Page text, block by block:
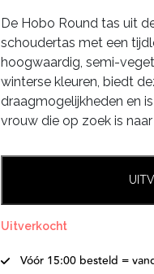
De Hobo Round tas uit
schoudertas met een
hoogwaardig, semi-
winterse kleuren, biedt
draagmogelijkheden en
vrouw die op zoek is
Uitverkocht
Vóór 15:00 besteld =